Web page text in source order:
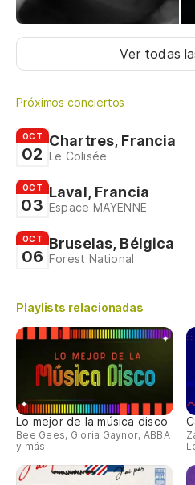
Ver todas
Próximos conciertos
OCT
02
Chartres, Francia
Le Colisée
OCT
03
Laval, Francia
Espace MAYENNE
OCT
06
Bruselas, Bélgica
Forest National
Playlists relacionadas
Lo mejor de la música disco
Bee Gees, Gloria Gaynor, ABBA
y más